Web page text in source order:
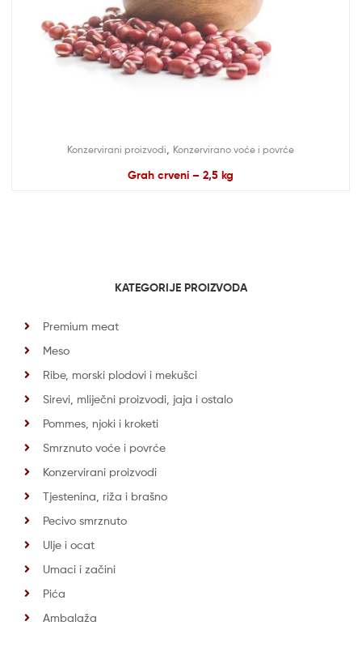
Konzervirani proizvodi Konzervirano voće i povrće
Grah crveni – 2,5 kg
KATEGORIJE PROIZVODA
Premium meat
Meso
Ribe, morski plodovi i mekušci
Sirevi, mliječni proizvodi, jaja i ostalo
Pommes, njoki i kroketi
Smrznuto voće i povrće
Konzervirani proizvodi
Tjestenina, riža i brašno
Pecivo smrznuto
Ulje i ocat
Umaci i začini
Pića
Ambalaža